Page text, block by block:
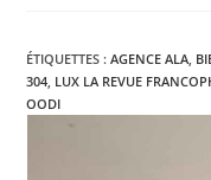
ÉTIQUETTES :AGENCE ALA,
304, LUX LA REVUE
OODI